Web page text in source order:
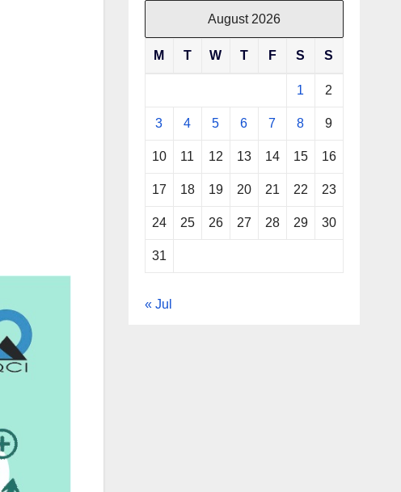
August 2026
M T W T F S S
1 2
3 4 5 6 7 8 9
10 11 12 13 14 15 16
17 18 19 20 21 22 23
24 25 26 27 28 29 30
31
« Jul